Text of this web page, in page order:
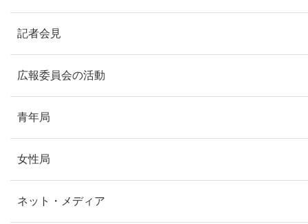
記者会見
広報委員会の活動
青年局
女性局
ネット・メディア